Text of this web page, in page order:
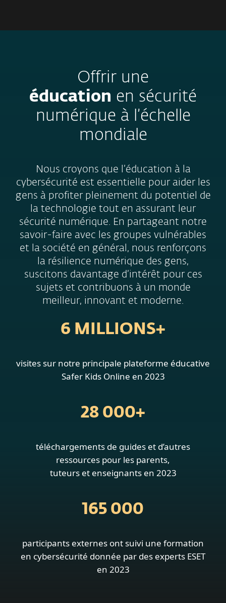
Offrir une
éducation en sécurité
numérique à l’échelle
mondiale
Nous croyons que l’éducation à la
cybersécurité est essentielle pour aider les
gens à profiter pleinement du potentiel de
la technologie tout en assurant leur
sécurité numérique. En partageant notre
savoir-faire avec les groupes vulnérables
et la société en général, nous renforçons
la résilience numérique des gens,
suscitons davantage d’intérêt pour ces
sujets et contribuons à un monde
meilleur, innovant et moderne.
6 MILLIONS+
visites sur notre principale plateforme éducative
Safer Kids Online en 2023
28 000+
téléchargements de guides et d’autres
ressources pour les parents,
tuteurs et enseignants en 2023
165 000
participants externes ont suivi une formation
en cybersécurité donnée par des experts ESET
en 2023